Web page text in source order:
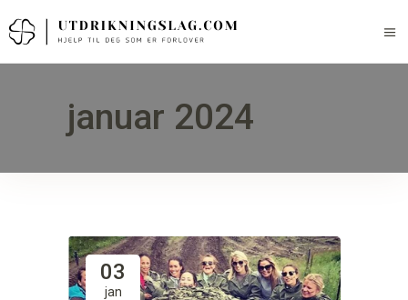
januar 2024
03
jan